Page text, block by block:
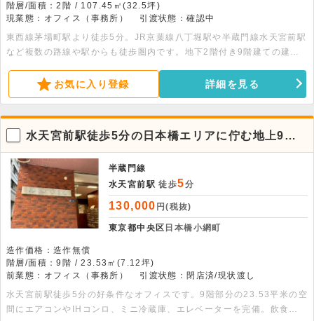
階層/面積：2階 / 107.45㎡(32.5坪)
現業態：オフィス（事務所）
引渡状態：確認中
東西線茅場町駅より徒歩5分。JR京葉線八丁堀駅や半蔵門線水天宮前駅
など複数の路線や駅からも徒歩圏内です。地下2階付き9階建ての建物
ン・光ファイバー・給湯室完備です。
お気に入り登録 詳細を見る
水天宮前駅徒歩5分の日本橋エリアに佇む地上9階
建オフィス
半蔵門線
水天宮前駅 徒歩5分
130,000 円(税抜)
東京都中央区 日本橋小網町
造作価格：造作無償
階層/面積：9階 / 23.53㎡(7.12坪)
前業態：オフィス（事務所）
引渡状態：閉店済/現状渡し
水天宮前駅徒歩5分の好条件なオフィスです。9階部分の23.53平米の空
間にエアコンやIHコンロ、ミニ冷蔵庫、エレベーターを完備。飲食不